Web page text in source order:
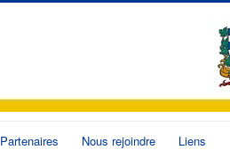
Partenaires Nous rejoindre Liens